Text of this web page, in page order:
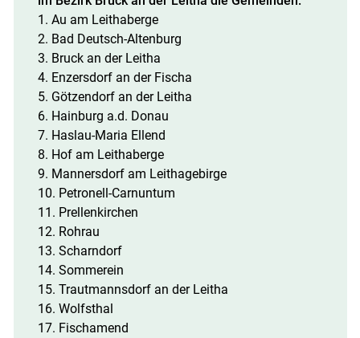
1. Au am Leithaberge
2. Bad Deutsch-Altenburg
3. Bruck an der Leitha
4. Enzersdorf an der Fischa
5. Götzendorf an der Leitha
6. Hainburg a.d. Donau
7. Haslau-Maria Ellend
8. Hof am Leithaberge
9. Mannersdorf am Leithagebirge
10. Petronell-Carnuntum
11. Prellenkirchen
12. Rohrau
13. Scharndorf
14. Sommerein
15. Trautmannsdorf an der Leitha
16. Wolfsthal
17. Fischamend